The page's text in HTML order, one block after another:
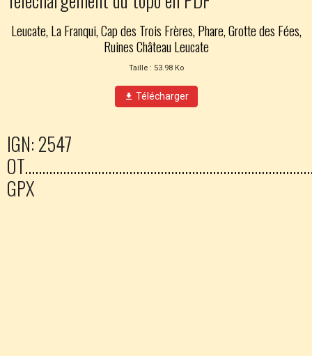
Leucate, La Franqui, Cap des Trois Frères, Phare, Grotte des Fées,
Ruines Château Leucate
Taille : 53.98 Ko
Télécharger
IGN: 2547
GPX